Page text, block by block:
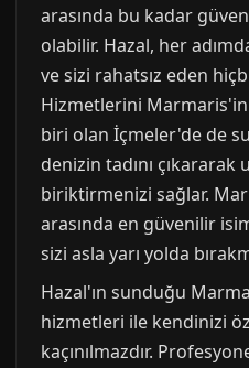
arasında bu kadar
olabilir. Hazal, her
ve sizi rahatsız eden
Hizmetlerini
biri olan İçmeler'de de
denizin tadını çıkararak
biriktirmenizi sağlar.
arasında en güvenilir
sizi asla yarı yolda
Hazal'ın sunduğu
hizmetleri ile kendinizi
kaçınılmazdır.